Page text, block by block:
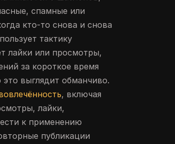
спамные или
кто-то снова и снова
тактику
лайки или просмотры,
за короткое время
это выглядит обманчиво.
, включая
лайки,
к применению
публикации